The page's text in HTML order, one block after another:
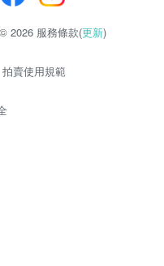
2026 服務條款(更新)
拍賣使用規範